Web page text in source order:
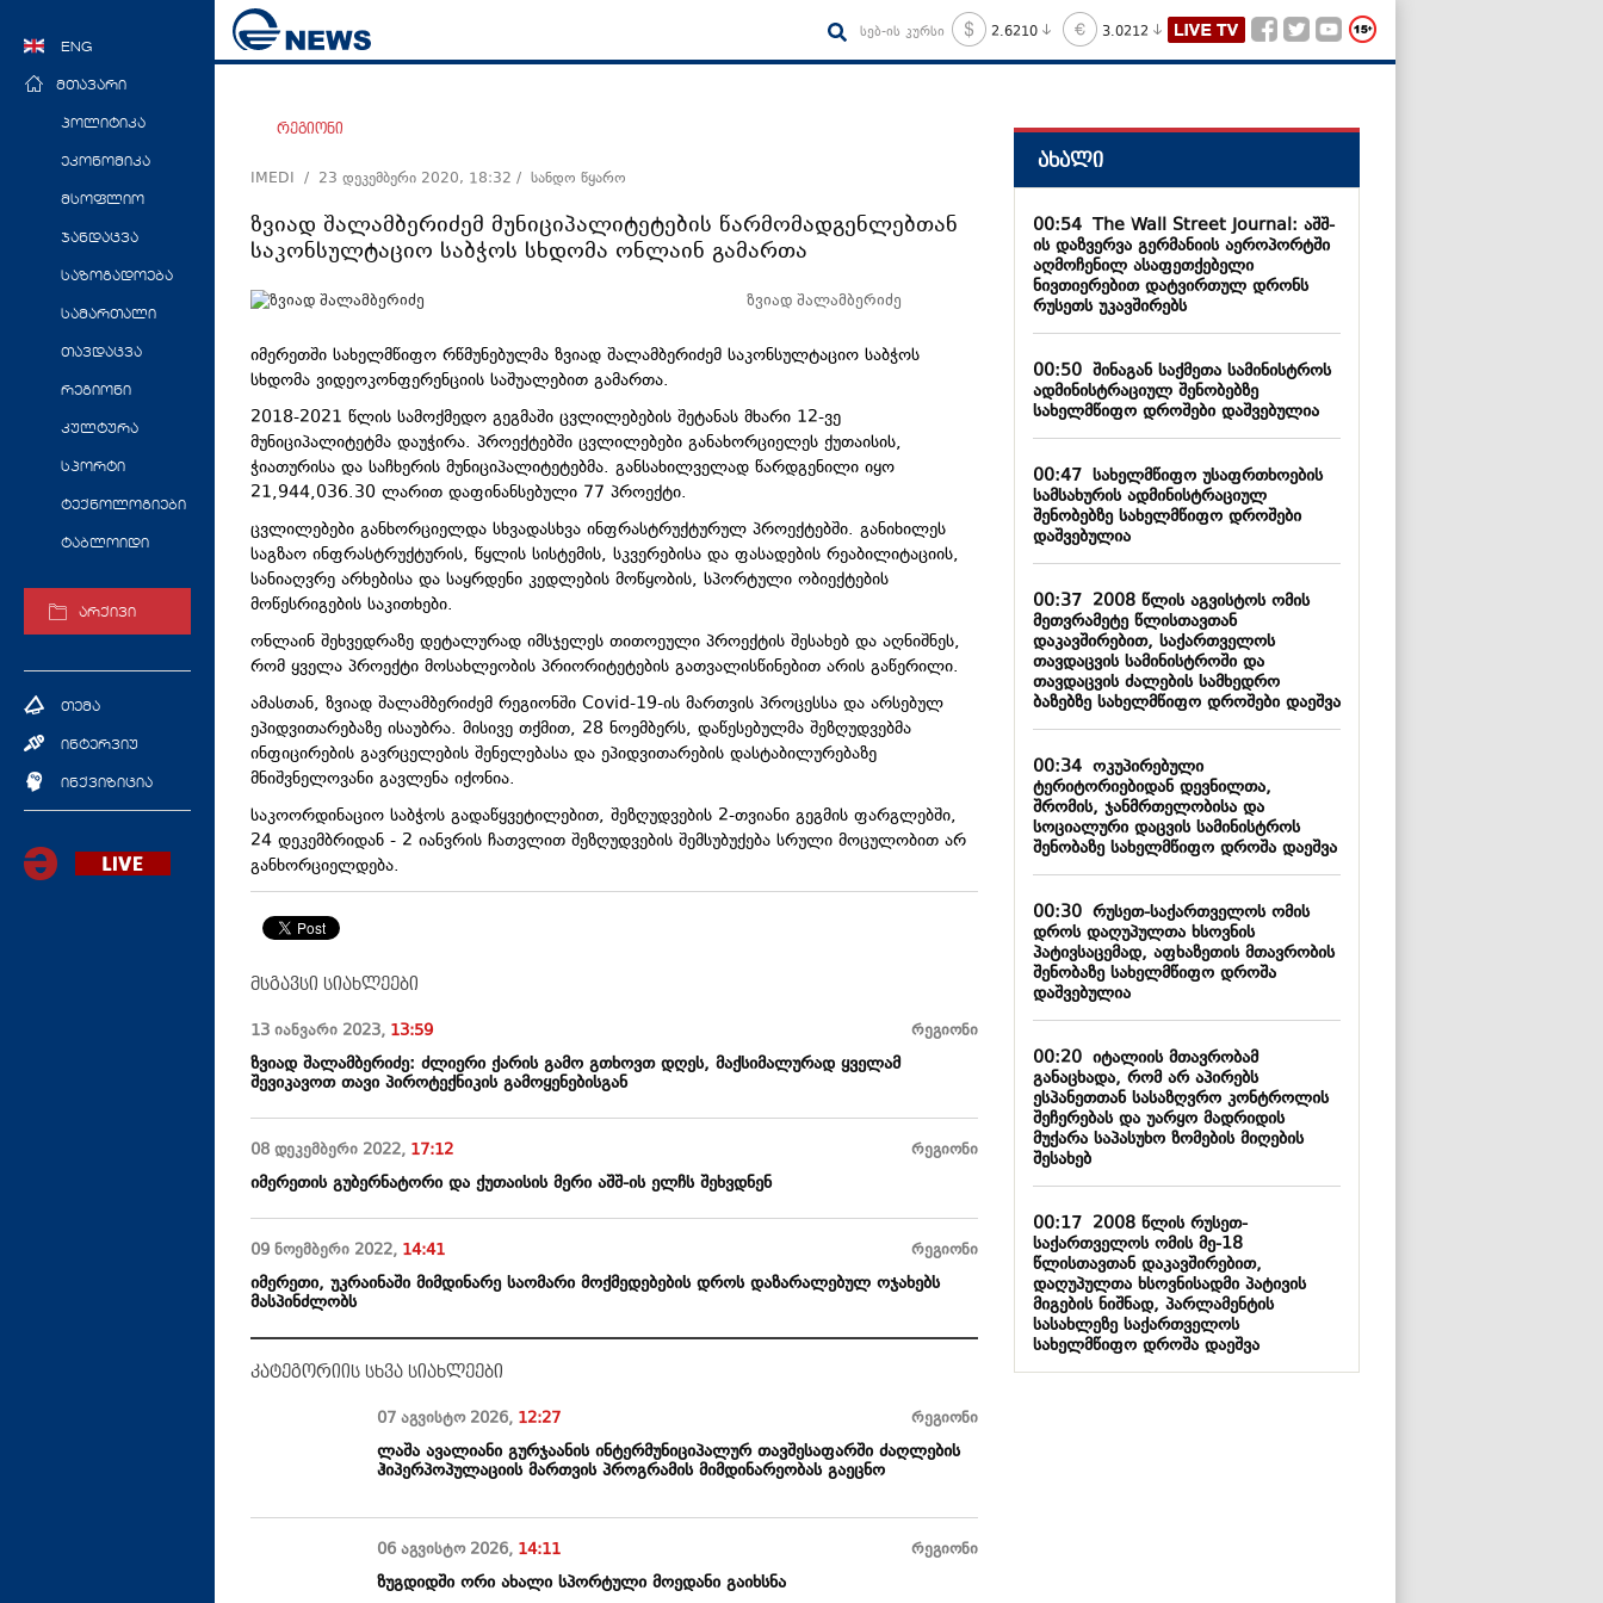
ENG
მთავარი
პოლიტიკა
ეკონომიკა
მსოფლიო
ჯანდაცვა
საზოგადოება
სამართალი
თავდაცვა
რეგიონი
კულტურა
სპორტი
ტექნოლოგიები
ტაბლოიდი
არქივი
თემა
ინტერვიუ
ინქვიზიცია
სებ-ის კურსი 2.6210 3.0212
რეგიონი
IMEDI / 23 დეკემბერი 2020, 18:32 / სანდო წყარო
ზვიად შალამბერიძემ მუნიციპალიტეტების წარმომადგენლებთან
საკონსულტაციო საბჭოს სხდომა ონლაინ გამართა
ზვიად შალამბერიძე
იმერეთში სახელმწიფო რწმუნებულმა ზვიად შალამბერიძემ საკონსულტაციო საბჭოს
სხდომა ვიდეოკონფერენციის საშუალებით გამართა.
2018-2021 წლის სამოქმედო გეგმაში ცვლილებების შეტანას მხარი 12-ვე
მუნიციპალიტეტმა დაუჭირა. პროექტებში ცვლილებები განახორციელეს ქუთაისის,
ჭიათურისა და საჩხერის მუნიციპალიტეტებმა. განსახილველად წარდგენილი იყო
21,944,036.30 ლარით დაფინანსებული 77 პროექტი.
ცვლილებები განხორციელდა სხვადასხვა ინფრასტრუქტურულ პროექტებში. განიხილეს
საგზაო ინფრასტრუქტურის, წყლის სისტემის, სკვერებისა და ფასადების რეაბილიტაციის,
სანიაღვრე არხებისა და საყრდენი კედლების მოწყობის, სპორტული ობიექტების
მოწესრიგების საკითხები.
ონლაინ შეხვედრაზე დეტალურად იმსჯელეს თითოეული პროექტის შესახებ და აღნიშნეს,
რომ ყველა პროექტი მოსახლეობის პრიორიტეტების გათვალისწინებით არის გაწერილი.
ამასთან, ზვიად შალამბერიძემ რეგიონში Covid-19-ის მართვის პროცესსა და არსებულ
ეპიდვითარებაზე ისაუბრა. მისივე თქმით, 28 ნოემბერს, დაწესებულმა შეზღუდვებმა
ინფიცირების გავრცელების შენელებასა და ეპიდვითარების დასტაბილურებაზე
მნიშვნელოვანი გავლენა იქონია.
საკოორდინაციო საბჭოს გადაწყვეტილებით, შეზღუდვების 2-თვიანი გეგმის ფარგლებში,
24 დეკემბრიდან - 2 იანვრის ჩათვლით შეზღუდვების შემსუბუქება სრული მოცულობით არ
განხორციელდება.
მსგავსი სიახლეები
13 იანვარი 2023, 13:59 რეგიონი
ზვიად შალამბერიძე: ძლიერი ქარის გამო გთხოვთ დღეს, მაქსიმალურად ყველამ
შევიკავოთ თავი პიროტექნიკის გამოყენებისგან
08 დეკემბერი 2022, 17:12 რეგიონი
იმერეთის გუბერნატორი და ქუთაისის მერი აშშ-ის ელჩს შეხვდნენ
09 ნოემბერი 2022, 14:41 რეგიონი
იმერეთი, უკრაინაში მიმდინარე საომარი მოქმედებების დროს დაზარალებულ ოჯახებს
მასპინძლობს
კატეგორიის სხვა სიახლეები
07 აგვისტო 2026, 12:27 რეგიონი
ლაშა ავალიანი გურჯაანის ინტერმუნიციპალურ თავშესაფარში ძაღლების
ჰიპერპოპულაციის მართვის პროგრამის მიმდინარეობას გაეცნო
06 აგვისტო 2026, 14:11 რეგიონი
ზუგდიდში ორი ახალი სპორტული მოედანი გაიხსნა
ახალი
00:54The Wall Street Journal: აშშ-
ის დაზვერვა გერმანიის აეროპორტში
აღმოჩენილ ასაფეთქებელი
ნივთიერებით დატვირთულ დრონს
რუსეთს უკავშირებს
00:50შინაგან საქმეთა სამინისტროს
ადმინისტრაციულ შენობებზე
სახელმწიფო დროშები დაშვებულია
00:47სახელმწიფო უსაფრთხოების
სამსახურის ადმინისტრაციულ
შენობებზე სახელმწიფო დროშები
დაშვებულია
00:372008 წლის აგვისტოს ომის
მეთვრამეტე წლისთავთან
დაკავშირებით, საქართველოს
თავდაცვის სამინისტროში და
თავდაცვის ძალების სამხედრო
ბაზებზე სახელმწიფო დროშები დაეშვა
00:34ოკუპირებული
ტერიტორიებიდან დევნილთა,
შრომის, ჯანმრთელობისა და
სოციალური დაცვის სამინისტროს
შენობაზე სახელმწიფო დროშა დაეშვა
00:30რუსეთ-საქართველოს ომის
დროს დაღუპულთა ხსოვნის
პატივსაცემად, აფხაზეთის მთავრობის
შენობაზე სახელმწიფო დროშა
დაშვებულია
00:20იტალიის მთავრობამ
განაცხადა, რომ არ აპირებს
ესპანეთთან სასაზღვრო კონტროლის
შეჩერებას და უარყო მადრიდის
მუქარა საპასუხო ზომების მიღების
შესახებ
00:172008 წლის რუსეთ-
საქართველოს ომის მე-18
წლისთავთან დაკავშირებით,
დაღუპულთა ხსოვნისადმი პატივის
მიგების ნიშნად, პარლამენტის
სასახლეზე საქართველოს
სახელმწიფო დროშა დაეშვა